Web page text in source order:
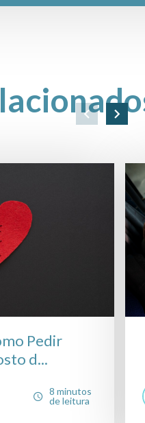
Pedir
d...
8 minutos
de leitura